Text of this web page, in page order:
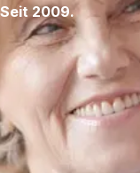
Seit 2009.